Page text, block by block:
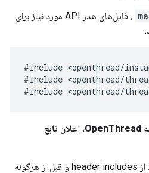
، فایل‌های هدر API مورد نیاز برای
#include
#include
اقدام: برای تغییر وضعیت نمونه OpenThread، اعلان تابع
، بعد از header includes و قبل از هرگونه